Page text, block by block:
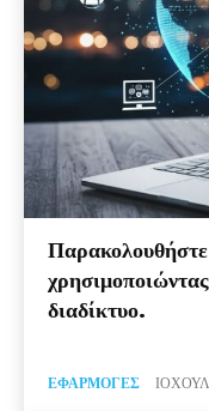
διαδίκτυο.
ΕΦΑΡΜΟΓΈΣ